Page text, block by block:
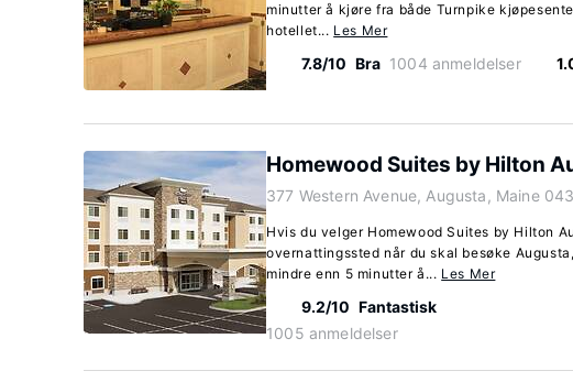
minutter å kjøre fra både Turnpike
hotellet... Les Mer
7.8/10 Bra 1004 anmeldelser
Homewood Suites by Hilton
377 Western Avenue, Augusta, Maine
Hvis du velger Homewood Suites by Hilton
overnattingssted når du skal besøke
mindre enn 5 minutter å... Les Mer
9.2/10 Fantastisk
1005 anmeldelser